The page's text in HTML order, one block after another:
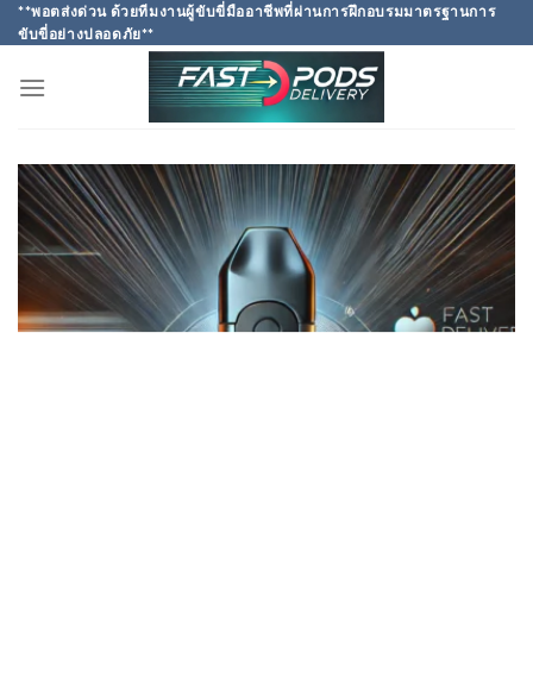
Skip
to
**พอตส่งด่วน ด้วยทีมงานผู้ขับขี่มืออาชีพที่ผ่านการฝึกอบรมมาตรฐานการ
ขับขี่อย่างปลอดภัย**